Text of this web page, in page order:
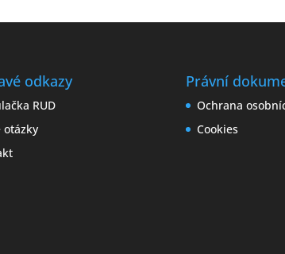
odkazy
RUD
otázky
Právní
Ochrana
Cookies